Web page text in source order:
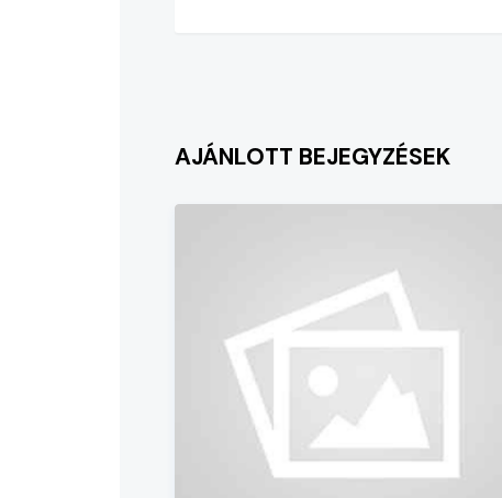
AJÁNLOTT BEJEGYZÉSEK